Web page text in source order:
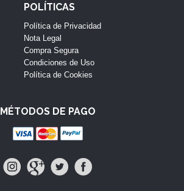
POLÍTICAS
Política de Privacidad
Nota Legal
Compra Segura
Condiciones de Uso
Política de Cookies
MÉTODOS DE PAGO